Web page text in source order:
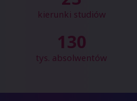
kierunki studiów
130
tys. absolwentów